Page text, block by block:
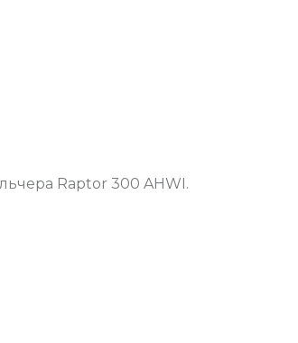
Raptor 300 AHWI.